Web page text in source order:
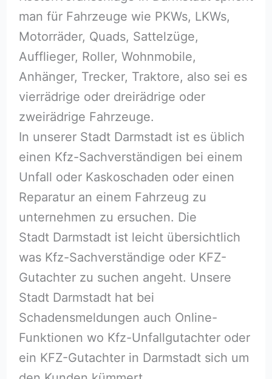
man für Fahrzeuge wie PKWs, LKWs,
Motorräder, Quads, Sattelzüge,
Aufflieger, Roller, Wohnmobile,
Anhänger, Trecker, Traktore, also sei es
vierrädrige oder dreirädrige oder
zweirädrige Fahrzeuge.
In unserer Stadt Darmstadt ist es üblich
einen Kfz-Sachverständigen bei einem
Unfall oder Kaskoschaden oder einen
Reparatur an einem Fahrzeug zu
unternehmen zu ersuchen. Die
Stadt Darmstadt ist leicht übersichtlich
was Kfz-Sachverständige oder KFZ-
Gutachter zu suchen angeht. Unsere
Stadt Darmstadt hat bei
Schadensmeldungen auch Online-
Funktionen wo Kfz-Unfallgutachter oder
ein KFZ-Gutachter in Darmstadt sich um